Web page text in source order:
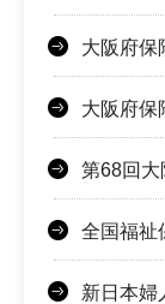
大阪府
大阪府
第68回
全国福
新日本